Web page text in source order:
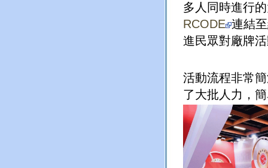
多人同時進行
RCODE 連結
進民眾對廠牌
活動流程非常
了大批人力，